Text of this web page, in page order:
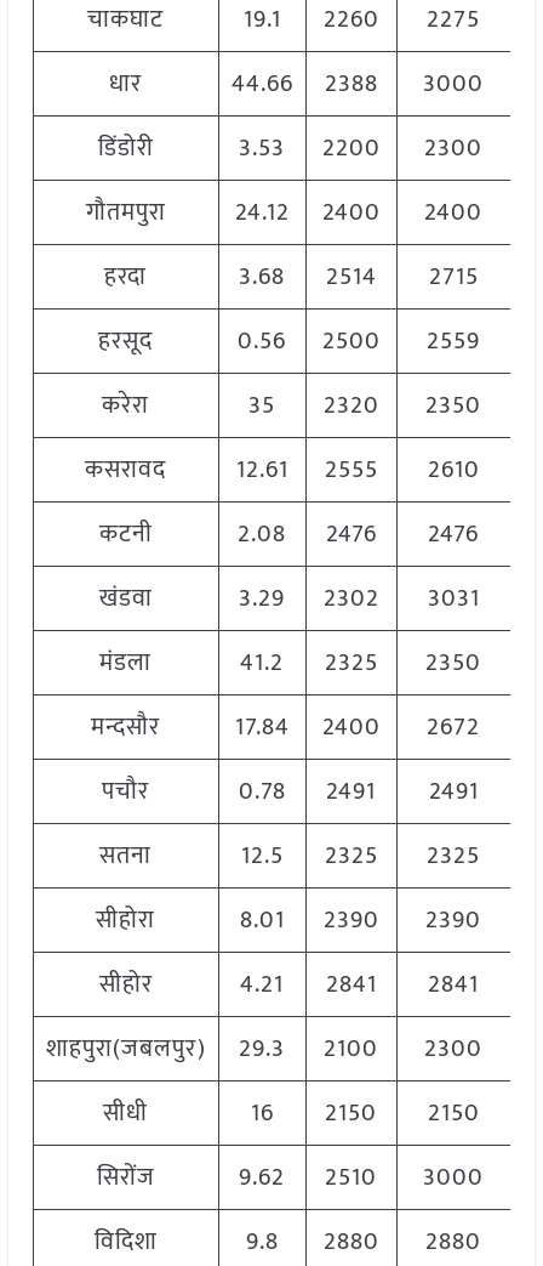
चाकघाट 19.1 2260 2275
धार
44.66 2388 3000
डिंडोरी
3.53 2200 2300
गौतमपुरा
24.12 2400 2400
हरदा
3.68 2514 2715
हरसूद
0.56 2500 2559
करेरा
35 2320 2350
कसरावद
12.61 2555 2610
कटनी
2.08 2476 2476
खंडवा
3.29 2302 3031
मंडला
41.2 2325 2350
मन्दसौर
17.84 2400 2672
पचौर
0.78 2491 2491
सतना
12.5 2325 2325
सीहोरा
8.01 2390 2390
सीहोर
4.21 2841 2841
शाहपुरा(जबलपुर)
29.3 2100 2300
सीधी
16 2150 2150
सिरोंज
9.62 2510 3000
विदिशा
9.8 2880 2880